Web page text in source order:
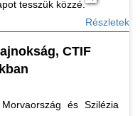
tesszük közzé.
Részletek
CTIF
és Szilézia